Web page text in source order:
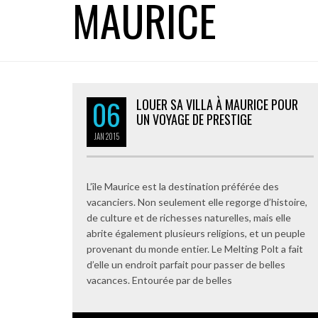
MAURICE
06
JAN2015
LOUER SA VILLA À MAURICE POUR
UN VOYAGE DE PRESTIGE
L’île Maurice est la destination préférée des
vacanciers. Non seulement elle regorge d’histoire,
de culture et de richesses naturelles, mais elle
abrite également plusieurs religions, et un peuple
provenant du monde entier. Le Melting Polt a fait
d’elle un endroit parfait pour passer de belles
vacances. Entourée par de belles